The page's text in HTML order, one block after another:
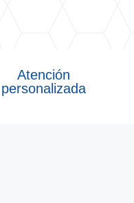
Atención
personalizada